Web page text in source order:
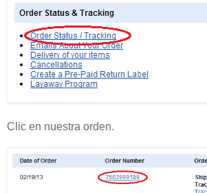
Clic en nuestra orden.